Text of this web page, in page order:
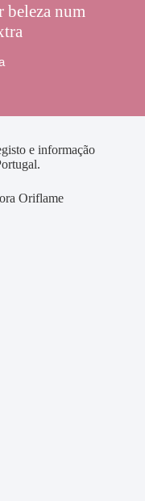
beleza num
e informação
Oriflame